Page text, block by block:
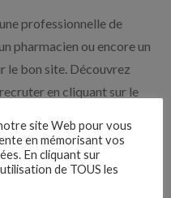
professionnelle de
pharmacien ou encore un
le bon site. Découvrez
en cliquant sur le
site Web pour vous
en mémorisant vos
En cliquant sur
de TOUS les